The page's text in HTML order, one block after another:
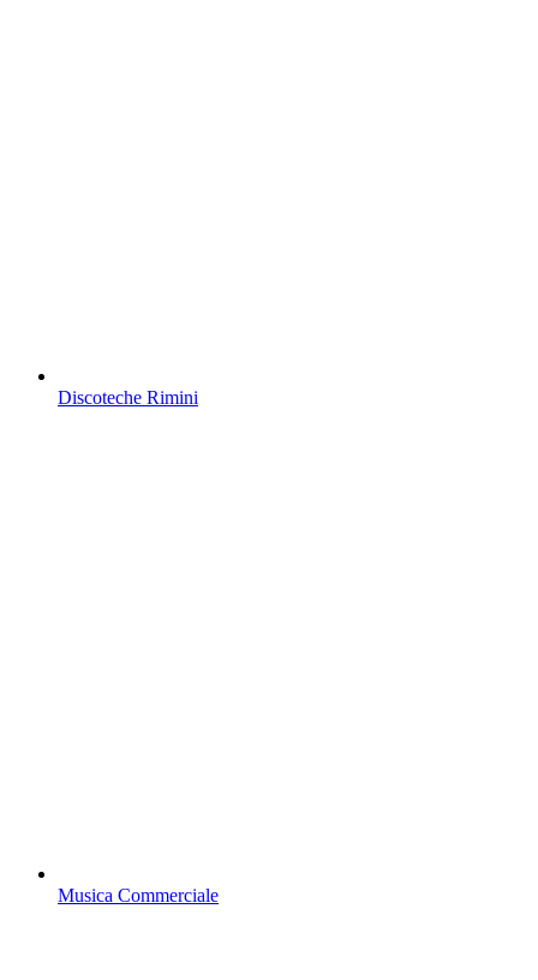
Discoteche Rimini
Musica Commerciale